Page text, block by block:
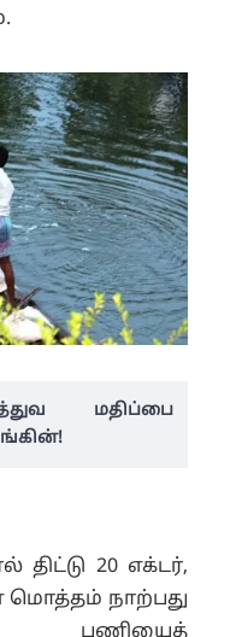
மதிப்பை
20 எக்டர்,
மொத்தம் நாற்பது